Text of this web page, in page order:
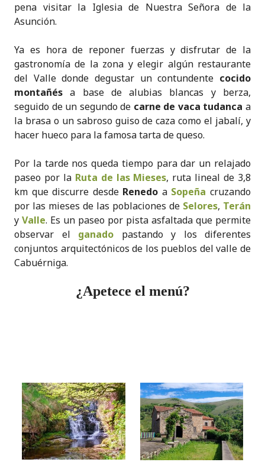
pena visitar la Iglesia de Nuestra Señora de la
Asunción.
Ya es hora de reponer fuerzas y disfrutar de la
gastronomía de la zona y elegir algún restaurante
del Valle donde degustar un contundente cocido
montañés a base de alubias blancas y berza,
seguido de un segundo de carne de vaca tudanca a
la brasa o un sabroso guiso de caza como el jabalí, y
hacer hueco para la famosa tarta de queso.
Por la tarde nos queda tiempo para dar un relajado
paseo por la Ruta de las Mieses, ruta lineal de 3,8
km que discurre desde Renedo aSopeñacruzando
por las mieses de las poblaciones de Selores, Terán
y Valle. Es un paseo por pista asfaltada que permite
observar el ganado pastando y los diferentes
conjuntos arquitectónicos de los pueblos del valle de
Cabuérniga.
¿Apetece el menú?